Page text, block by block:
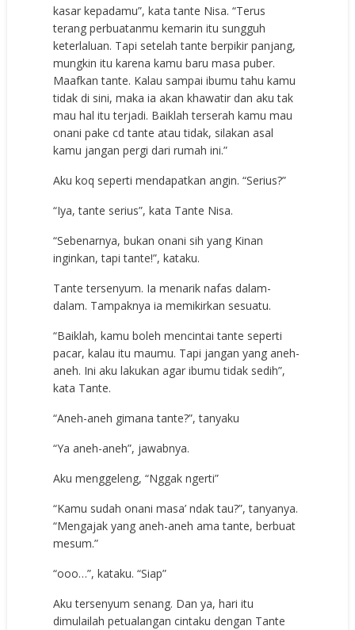
kasar kepadamu”, kata tante Nisa. “Terus
terang perbuatanmu kemarin itu sungguh
keterlaluan. Tapi setelah tante berpikir panjang,
mungkin itu karena kamu baru masa puber.
Maafkan tante. Kalau sampai ibumu tahu kamu
tidak di sini, maka ia akan khawatir dan aku tak
mau hal itu terjadi. Baiklah terserah kamu mau
onani pake cd tante atau tidak, silakan asal
kamu jangan pergi dari rumah ini.”
Aku koq seperti mendapatkan angin. “Serius?”
“Iya, tante serius”, kata Tante Nisa.
“Sebenarnya, bukan onani sih yang Kinan
inginkan, tapi tante!”, kataku.
Tante tersenyum. Ia menarik nafas dalam-
dalam. Tampaknya ia memikirkan sesuatu.
“Baiklah, kamu boleh mencintai tante seperti
pacar, kalau itu maumu. Tapi jangan yang aneh-
aneh. Ini aku lakukan agar ibumu tidak sedih”,
kata Tante.
“Aneh-aneh gimana tante?”, tanyaku
“Ya aneh-aneh”, jawabnya.
Aku menggeleng, “Nggak ngerti”
“Kamu sudah onani masa’ ndak tau?”, tanyanya.
“Mengajak yang aneh-aneh ama tante, berbuat
mesum.”
“ooo…”, kataku. “Siap”
Aku tersenyum senang. Dan ya, hari itu
dimulailah petualangan cintaku dengan Tante